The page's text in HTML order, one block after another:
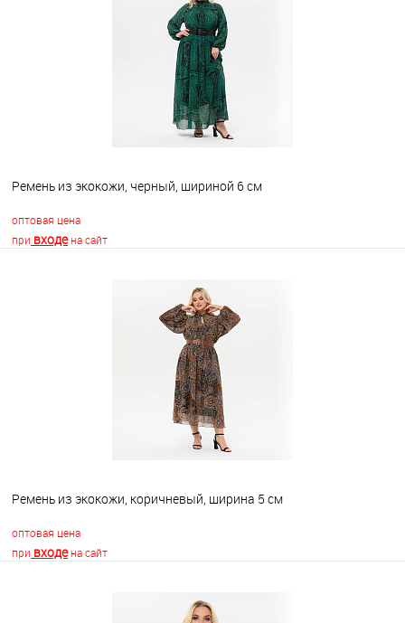
Ремень из экокожи, черный, шириной 6 см
оптовая цена
при входена сайт
В корзину
Ремень из экокожи, коричневый, ширина 5 см
оптовая цена
при входена сайт
В корзину